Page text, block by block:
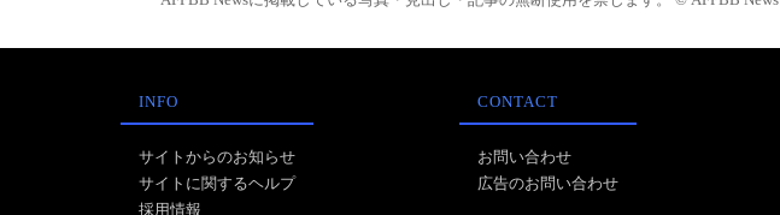
INFO
サイトからのお知らせ
サイトに関するヘルプ
採用情報
CONTACT
お問い合わせ
広告のお問い合わせ